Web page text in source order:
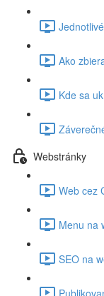
Ako
Kde sa
Webstránky
Web cez
Menu na
SEO na